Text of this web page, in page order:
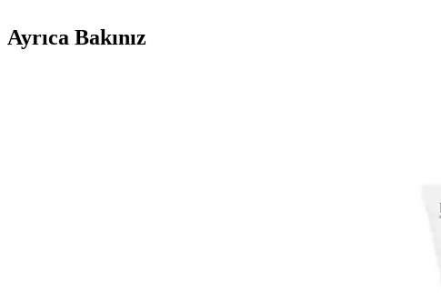
Ayrıca Bakınız
Akneye eğilimli ciltler için uygun temizleme jeli seçimi, kullanımı ve
Alerji Kremleri ve Bepanthol Benzeri Ürünler: Cilt
Alerji kremleri, cilt tahrişi ve kızarıklığı hafifletir, Bepanthol gibi ürünler